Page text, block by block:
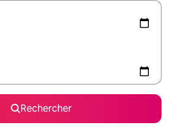
Rechercher